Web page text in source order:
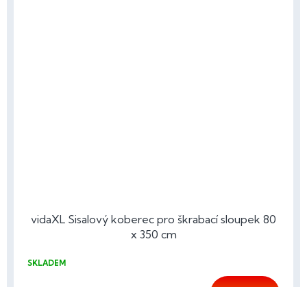
vidaXL Sisalový koberec pro škrabací sloupek 80
x 350 cm
SKLADEM